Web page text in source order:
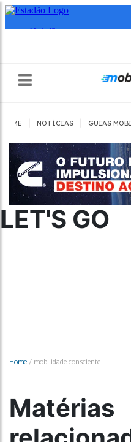
HOME NOTÍCIAS GUIAS
LET'S GO
Home / mobilidade consciente
Matérias